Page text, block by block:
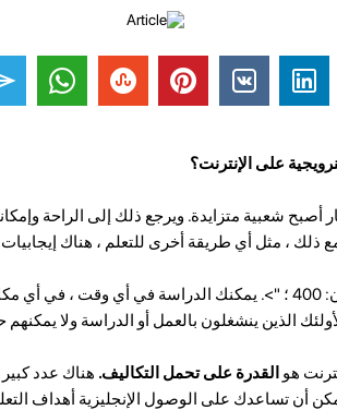
على الإنترنت؟
أصبح شعبية متزايدة. ويرجع ذلك إلى الراحة
ذلك ، مثل أي طريقة أخرى للتعلم ، هناك
التعلم عبر الإنترنت لـ النرويجية الوزن: 400 ؛ ">. يمكنك
الذين ينشغلون بالعمل أو الدراسة ولا يمكنهم
هو القدرة على تحمل التكاليف. هناك عدد كبير
أن تساعدك على الوصول الإنجليزية أهداف